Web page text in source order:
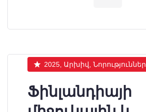
2025, Արխիվ, Նորություններ
Ֆինլանդիայի